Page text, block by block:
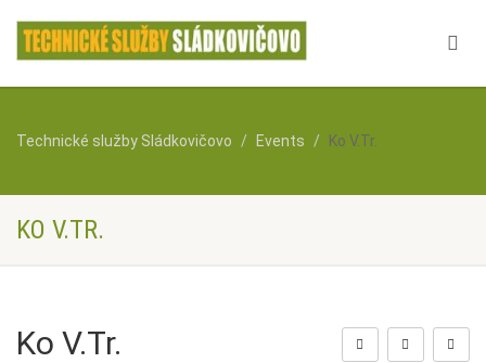
Technické služby Sládkovičovo Events Ko V.Tr.
KO V.TR.
Ko V.Tr.